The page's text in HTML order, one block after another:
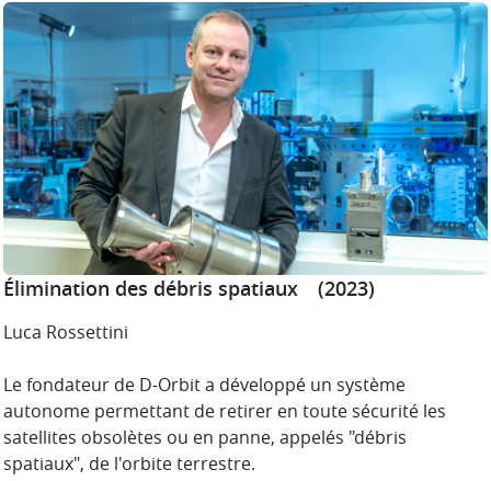
Élimination des débris spatiaux​ ​ (2023)
Luca Rossettini​
Le fondateur de D-Orbit a développé un système
autonome permettant de retirer en toute sécurité les
satellites obsolètes ou en panne, appelés "débris
spatiaux", de l'orbite terrestre.